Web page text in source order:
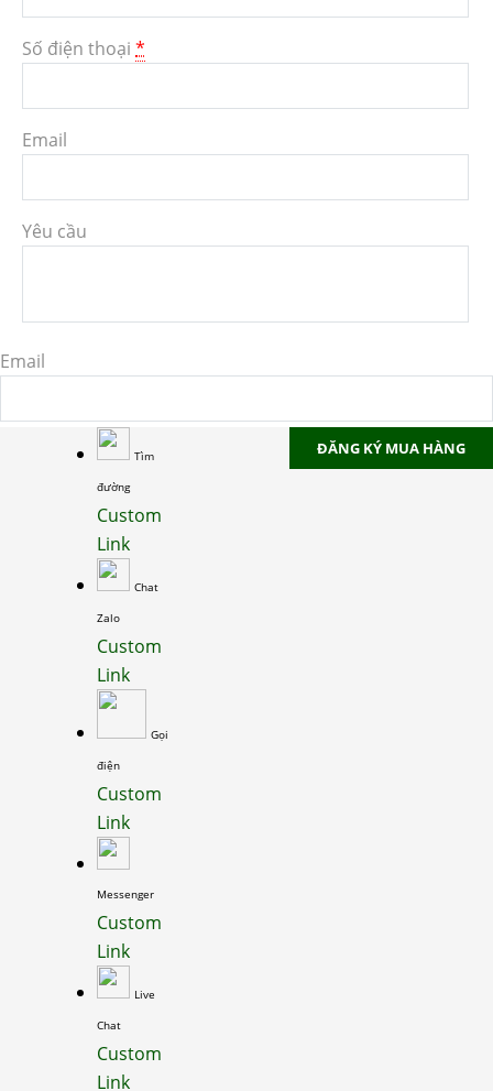
Số điện thoại *
Email
Yêu cầu
Email
ĐĂNG KÝ MUA HÀNG
Tìm
đường
Custom
Link
Chat
Zalo
Custom
Link
Gọi
điện
Custom
Link
Messenger
Custom
Link
Live
Chat
Custom
Link